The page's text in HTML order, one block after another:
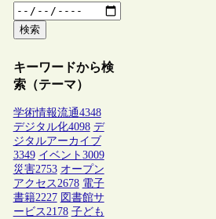
検索
キーワードから検
索（テーマ）
学術情報流通4348
デジタル化4098 デ
ジタルアーカイブ
3349 イベント 3009
災害2753 オープン
アクセス2678 電子
書籍2227 図書館サ
ービス2178 子ども